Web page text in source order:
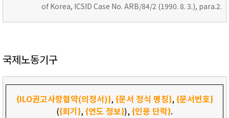
of Korea, ICSID Case No. ARB/84/2 (1990. 8. 3.), para.2.
국제노동기구
{ILO권고사항협약(의정서)},{문서 정식 명칭},{문서번호}
({회기},{연도 정보}),{인용 단락}.